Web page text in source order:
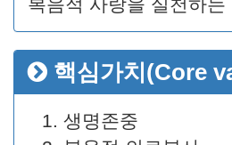
핵심가치(Core
생명존중